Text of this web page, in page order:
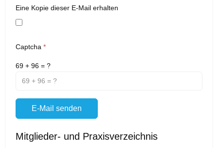
Eine Kopie dieser E-Mail erhalten
Captcha *
69 + 96 = ?
E-Mail senden
Mitglieder- und Praxisverzeichnis